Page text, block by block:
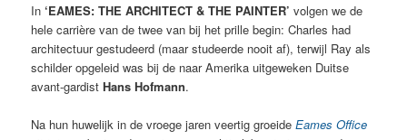
In‘EAMES: THE ARCHITECT & THE PAINTER’ volgen we de
hele carrière van de twee van bij het prille begin: Charles had
architectuur gestudeerd (maar studeerde nooit af), terwijl Ray als
schilder opgeleid was bij de naar Amerika uitgeweken Duitse
avant-gardistHans Hofmann.
Na hun huwelijk in de vroege jaren veertig groeideEames Office